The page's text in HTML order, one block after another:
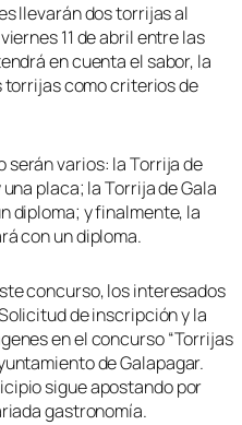
llevarán dos torrijas al
11 de abril entre las
en cuenta el sabor, la
como criterios de
serán varios: la Torrija de
placa; la Torrija de Gala
diploma; y finalmente, la
con un diploma.
concurso, los interesados
de inscripción y la
en el concurso “Torrijas
de Galapagar.
sigue apostando por
gastronomía.